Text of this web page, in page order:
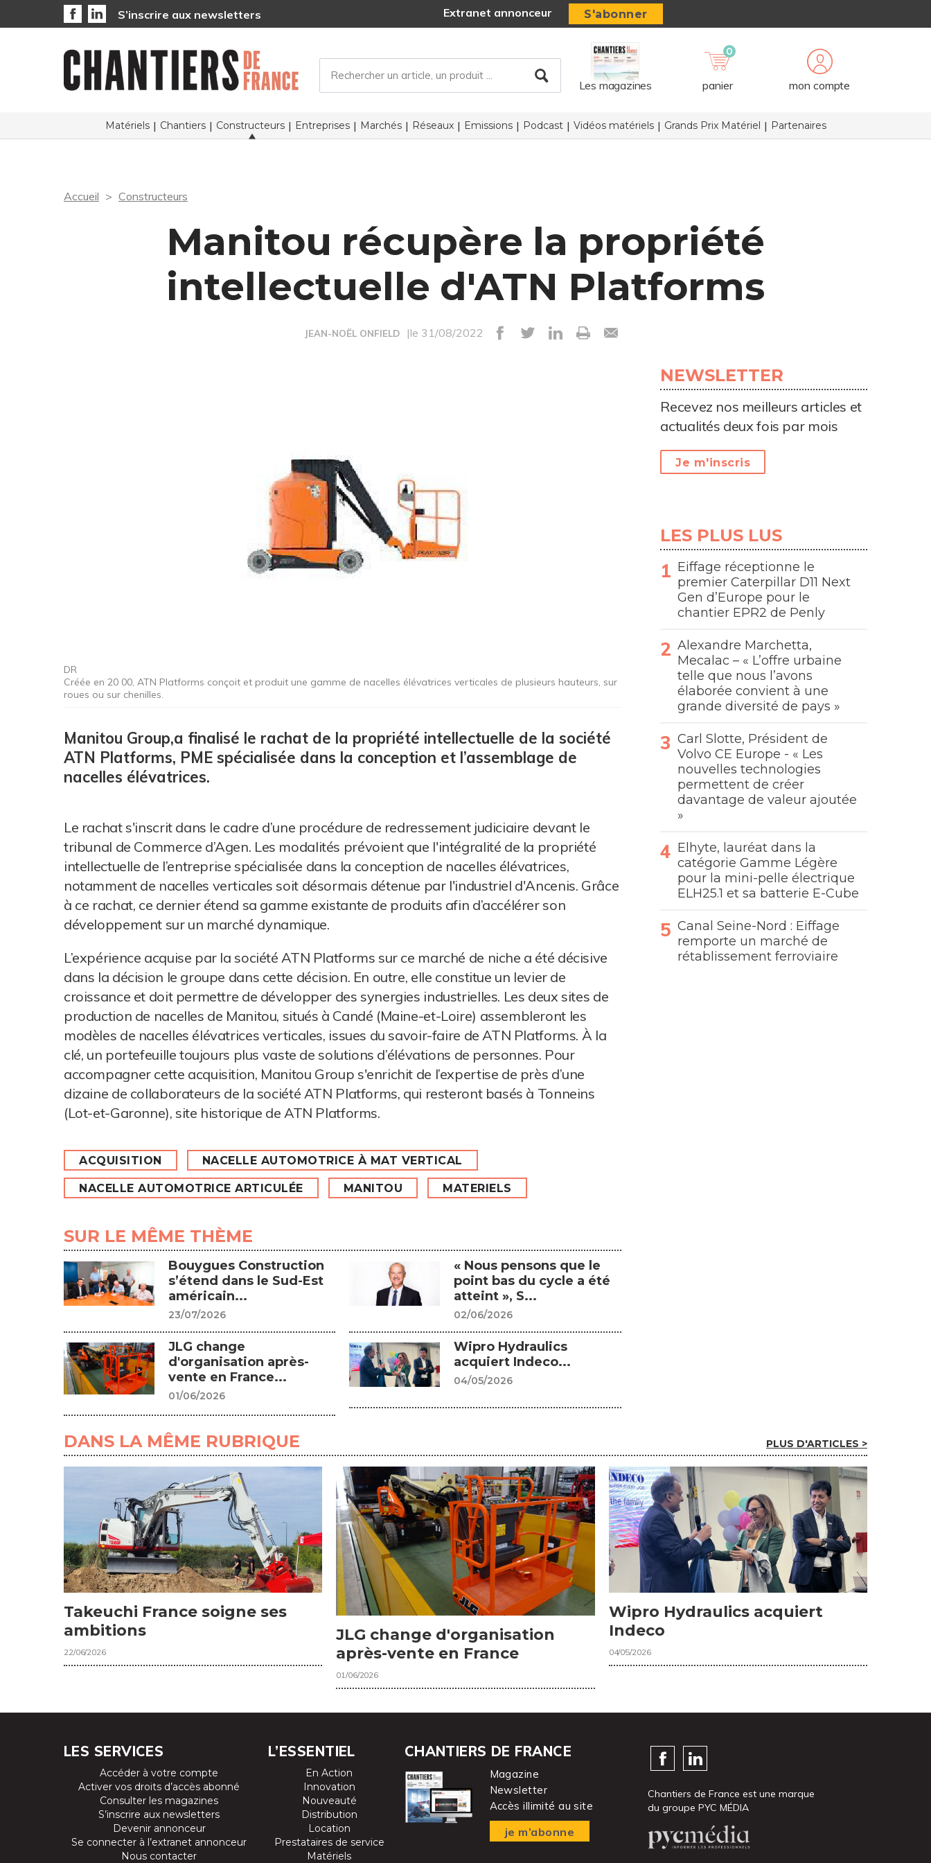
S’inscrire aux newsletters Extranet annonceur S'abonner
Les magazines
0
panier mon compte
Matériels Chantiers Constructeurs Entreprises Marchés Réseaux Emissions Podcast Vidéos matériels Grands Prix Matériel Partenaires
Accueil Constructeurs
Manitou récupère la propriété
intellectuelle d'ATN Platforms
JEAN-NOËL ONFIELD |le 31/08/2022
DR
Créée en 20 00, ATN Platforms conçoit et produit une gamme de nacelles élévatrices verticales de plusieurs hauteurs, sur
roues ou sur chenilles.
Manitou Group,a finalisé le rachat de la propriété intellectuelle de la société
ATN Platforms, PME spécialisée dans la conception et l’assemblage de
nacelles élévatrices.
Le rachat s'inscrit dans le cadre d’une procédure de redressement judiciaire devant le
tribunal de Commerce d’Agen. Les modalités prévoient que l'intégralité de la propriété
intellectuelle de l’entreprise spécialisée dans la conception de nacelles élévatrices,
notamment de nacelles verticales soit désormais détenue par l'industriel d'Ancenis. Grâce
à ce rachat, ce dernier étend sa gamme existante de produits afin d’accélérer son
développement sur un marché dynamique.
L’expérience acquise par la société ATN Platforms sur ce marché de niche a été décisive
dans la décision le groupe dans cette décision. En outre, elle constitue un levier de
croissance et doit permettre de développer des synergies industrielles. Les deux sites de
production de nacelles de Manitou, situés à Candé (Maine-et-Loire) assembleront les
modèles de nacelles élévatrices verticales, issues du savoir-faire de ATN Platforms. À la
clé, un portefeuille toujours plus vaste de solutions d’élévations de personnes. Pour
accompagner cette acquisition, Manitou Group s'enrichit de l’expertise de près d’une
dizaine de collaborateurs de la société ATN Platforms, qui resteront basés à Tonneins
(Lot-et-Garonne), site historique de ATN Platforms.
ACQUISITION NACELLE AUTOMOTRICE À MAT VERTICAL
NACELLE AUTOMOTRICE ARTICULÉE MANITOU MATERIELS
SUR LE MÊME THÈME
Bouygues Construction
s’étend dans le Sud-Est
américain...
23/07/2026
« Nous pensons que le
point bas du cycle a été
atteint », S...
02/06/2026
JLG change
d'organisation après-
vente en France...
01/06/2026
Wipro Hydraulics
acquiert Indeco...
04/05/2026
NEWSLETTER
Recevez nos meilleurs articles et
actualités deux fois par mois
Je m'inscris
LES PLUS LUS
Eiffage réceptionne le
premier Caterpillar D11 Next
Gen d’Europe pour le
chantier EPR2 de Penly
Alexandre Marchetta,
Mecalac – « L’offre urbaine
telle que nous l’avons
élaborée convient à une
grande diversité de pays »
Carl Slotte, Président de
Volvo CE Europe - « Les
nouvelles technologies
permettent de créer
davantage de valeur ajoutée
»
Elhyte, lauréat dans la
catégorie Gamme Légère
pour la mini-pelle électrique
ELH25.1 et sa batterie E-Cube
Canal Seine-Nord : Eiffage
remporte un marché de
rétablissement ferroviaire
DANS LA MÊME RUBRIQUE PLUS D'ARTICLES >
Takeuchi France soigne ses
ambitions
22/06/2026
JLG change d'organisation
après-vente en France
01/06/2026
Wipro Hydraulics acquiert
Indeco
04/05/2026
LES SERVICES
Accéder à votre compte
Activer vos droits d’accès abonné
Consulter les magazines
S’inscrire aux newsletters
Devenir annonceur
Se connecter à l’extranet annonceur
Nous contacter
L’ESSENTIEL
En Action
Innovation
Nouveauté
Distribution
Location
Prestataires de service
Matériels
CHANTIERS DE FRANCE
Magazine
Newsletter
Accès illimité au site
je m’abonne
Chantiers de France est une marque
du groupe PYC MÉDIA